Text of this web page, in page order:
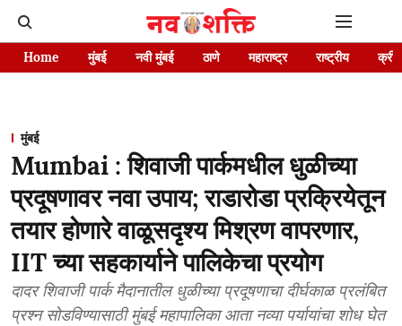
Home मुंबई नवी मुंबई ठाणे महाराष्ट्र राष्ट्रीय
मुंबई
Mumbai : शिवाजी पार्कमधील धुळीच्या
प्रदूषणावर नवा उपाय; राडारोडा प्रक्रियेतून
तयार होणारे वाळूसदृश्य मिश्रण वापरणार,
IIT च्या सहकार्याने पालिकेचा प्रयोग
दादर शिवाजी पार्क मैदानातील धुळीच्या प्रदूषणाचा दीर्घकाळ प्रलंबित
प्रश्न सोडविण्यासाठी मुंबई महापालिका आता नव्या पर्यायांचा शोध घेत